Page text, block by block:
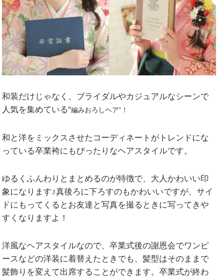
和装だけじゃなく、ブライダルやカジュアルなシーンで
人気を集めている“編みおろしヘア”！
和と洋をミックスさせたコーディネートがトレンドにな
っている卒業袴にもぴったりなヘアスタイルです。
ゆるくふんわりとまとめるのが特徴で、大人かわいい印
象になります♪真後ろに下ろすのもかわいいですが、サイ
ドにもってくるとお友達と写真を撮るときに写ってきや
すくなりますよ！
洋風なヘアスタイルなので、卒業式後の謝恩会でワンピ
ースなどの洋装に着替えたときでも、髪型はそのままで
髪飾りを変えて出席することができます。卒業式が終わ